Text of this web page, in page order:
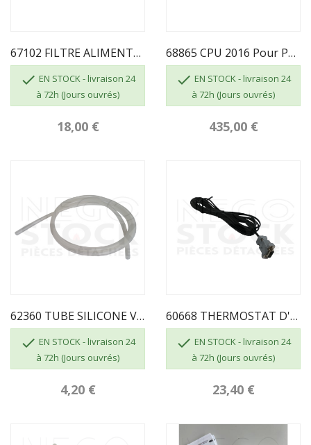
67102 FILTRE ALIMENTATION
 EN STOCK - livraison 24
à 72h (Jours ouvrés)
18,00 €
68865 CPU 2016 Pour Pouvoir L'ajouter Au Panier...
 EN STOCK - livraison 24
à 72h (Jours ouvrés)
435,00 €
62360 TUBE SILICONE VENDU AU ML
 EN STOCK - livraison 24
à 72h (Jours ouvrés)
4,20 €
60668 THERMOSTAT D'AMBIANCE 60667 ECOFOREST
 EN STOCK - livraison 24
à 72h (Jours ouvrés)
23,40 €